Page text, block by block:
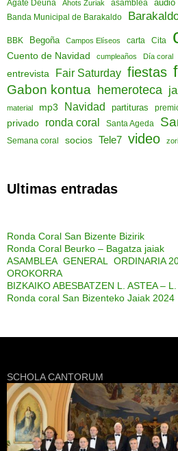
Agate Deuna Ahots Zuriak asamblea audio
Banda Municipal de Barakaldo
BBK Begoña Campos Elíseos carta Cita
Cuento de Navidad cumpleaños Día coral
entrevista Fair Saturday fiestas
Gabon kontua hemeroteca
material
mp3 Navidad partituras
privado ronda coral Santa Ageda
Semana coral socios Tele7 video
Ultimas entradas
Ronda Coral San Bizente Bizirik
Ronda Coral Beurko – Bagatza jaiak
ASAMBLEA GENERAL ORDINARIA
OROKORRA
BIZKAIKO ABESBATZEN L. ASTEA –
Ronda coral San Bizenteko Jaiak 2024
SCHOLA CANTORUM